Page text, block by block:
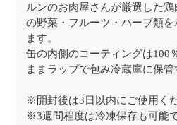
ルンのお肉屋さんが厳選した
の野菜・フルーツ・ハーブ類
ます。
缶の内側のコーティングは100
ままラップで包み冷蔵庫に保管
※開封後は3日以内にご使用く
※3週間程度は冷凍保存も可能